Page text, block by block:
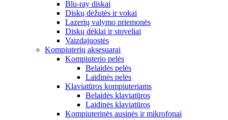
Blu-ray diskai
Diskų dėžutės ir vokai
Lazerių valymo priemonės
Diskų dėklai ir stoveliai
Vaizdajuostės
Kompiuterių aksesuarai
Kompiuterio pelės
Belaidės pelės
Laidinės pelės
Klaviatūros kompiuteriams
Belaidės klaviatūros
Laidinės klaviatūros
Kompiuterinės ausinės ir mikrofonai